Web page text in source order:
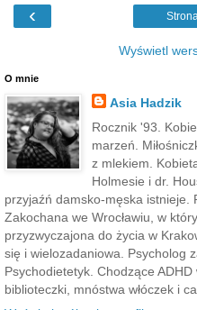
‹
Wyświetl
O mnie
Asia Hadzik
Rocznik '93.
marzeń.
z mlekiem.
Holmesie i dr.
przyjaźń damsko-męska istnieje.
Zakochana we Wrocławiu, w
przyzwyczajona do życia w
się i wielozadaniowa. Psycholog
Psychodietetyk. Chodzące
biblioteczki, mnóstwa włóczek i